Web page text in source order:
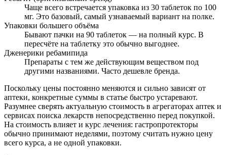
Чаще всего встречается упаковка из 30 таблеток по 100
мг. Это базовый, самый узнаваемый вариант на полке.
Упаковки большего объёма
Бывают пачки на 90 таблеток — на полный курс. В
пересчёте на таблетку это обычно выгоднее.
Дженерики ребамипида
Препараты с тем же действующим веществом под
другими названиями. Часто дешевле бренда.
Поскольку цены постоянно меняются и сильно зависят от
аптеки, конкретные суммы в статье быстро устаревают.
Разумнее сверять актуальную стоимость в агрегаторах аптек и
сервисах поиска лекарств непосредственно перед покупкой.
На стоимость влияет и курс лечения: гастропротекторы
обычно принимают неделями, поэтому считать нужно цену
всего курса, а не одной упаковки.